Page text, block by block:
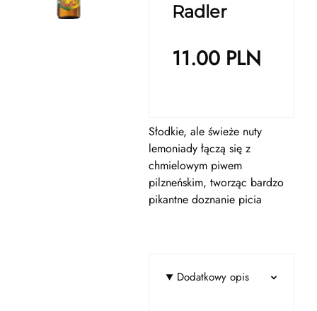
Radler
11.00PLN
Słodkie, ale świeże nuty
lemoniady łączą się z
chmielowym piwem
pilzneńskim, tworząc bardzo
pikantne doznanie picia
Dodatkowy opis